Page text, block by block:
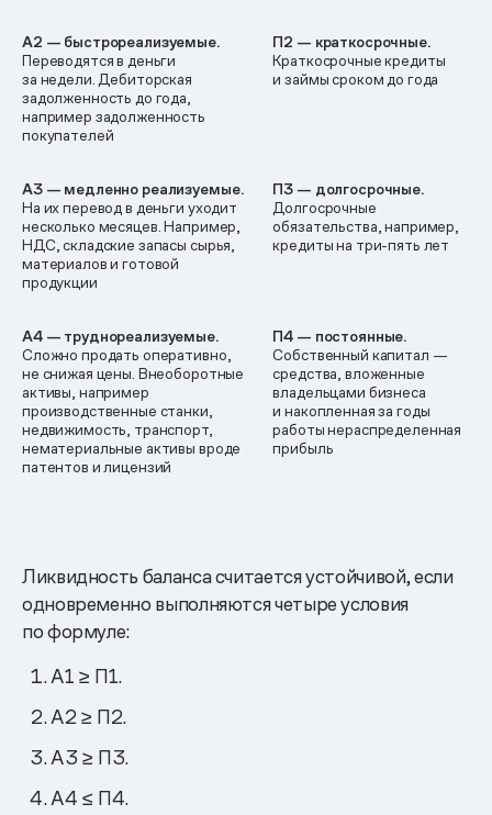
А2 — быстрореализуемые.
Переводятся в деньги
за недели. Дебиторская
задолженность до года,
например задолженность
покупателей
П2 — краткосрочные.
Краткосрочные кредиты
и займы сроком до года
А3 — медленно реализуемые.
На их перевод в деньги уходит
несколько месяцев. Например,
НДС, складские запасы сырья,
материалов и готовой
продукции
П3 — долгосрочные.
Долгосрочные
обязательства, например,
кредиты на три-пять лет
А4 — труднореализуемые.
Сложно продать оперативно,
не снижая цены. Внеоборотные
активы, например
производственные станки,
недвижимость, транспорт,
нематериальные активы вроде
патентов и лицензий
П4 — постоянные.
Собственный капитал —
средства, вложенные
владельцами бизнеса
и накопленная за годы
работы нераспределенная
прибыль
Ликвидность баланса считается устойчивой, если
одновременно выполняются четыре условия
по формуле:
А1 ≥ П1.
А2 ≥ П2.
А3 ≥ П3.
А4 ≤ П4.